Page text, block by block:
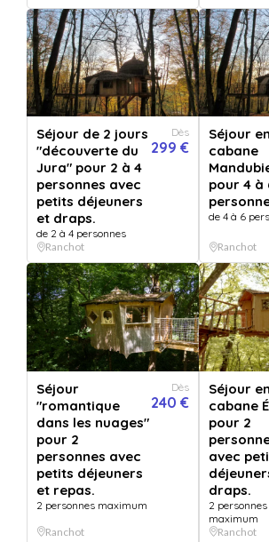
*** Un moment à 2 ***
Vendu par
Cabanes du bois clair
13 avis
Envie d'un moment à 2 et une expérience unique en
Jura ? Offrez vous un séjour original perché à 8
*** Un moment à 2 ***
VERSION
1 Nuit
OPTIONS
0/5
QUANTITÉ
1 bon(s)
PERSONNALISATION
Pour :
De la part de :
Message :
VERSION DIGITALE
immédiatement
VERSION
IMPRIMÉE
Expédié en
+ délais de
Séjour de 2 jours
"découverte du
Jura" pour 2 à 4
personnes avec
petits déjeuners
et draps.
de 2 à 4 personnes
Dès
299 €
Ranchot
Séjour en
cabane
pour 4 à
de 4 à 6
Ranchot
Séjour
"romantique
dans les nuages"
pour 2
personnes avec
petits déjeuners
et repas.
2 personnes maximum
Dès
240 €
Ranchot
Séjour en
cabane
pour 2
avec
draps.
2 personnes
maximum
Ranchot